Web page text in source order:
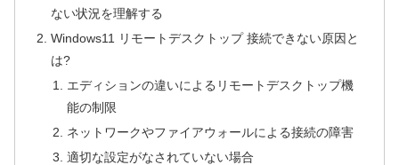
ない状況を理解する
Windows11 リモートデスクトップ 接続できない原因と
は?
エディションの違いによるリモートデスクトップ機
能の制限
ネットワークやファイアウォールによる接続の障害
適切な設定がなされていない場合